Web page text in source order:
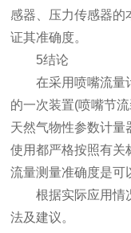
感器、压力传感器的
证其准确度。
5结论
在采用喷嘴流量计
的一次装置(喷嘴节
天然气物性参数计量
使用都严格按照有关
流量测量准确度是可
根据实际应用情况
法及建议。